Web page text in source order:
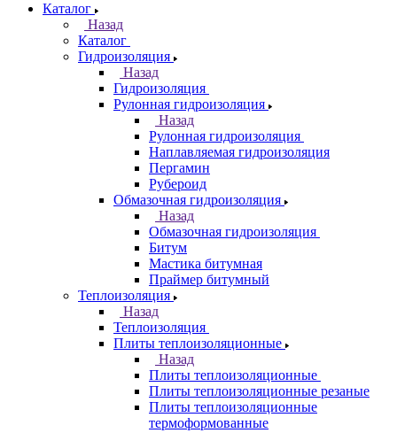
Каталог
Назад
Каталог
Гидроизоляция
Назад
Гидроизоляция
Рулонная гидроизоляция
Назад
Рулонная гидроизоляция
Наплавляемая гидроизоляция
Пергамин
Рубероид
Обмазочная гидроизоляция
Назад
Обмазочная гидроизоляция
Битум
Мастика битумная
Праймер битумный
Теплоизоляция
Назад
Теплоизоляция
Плиты теплоизоляционные
Назад
Плиты теплоизоляционные
Плиты теплоизоляционные резаные
Плиты теплоизоляционные
термоформованные